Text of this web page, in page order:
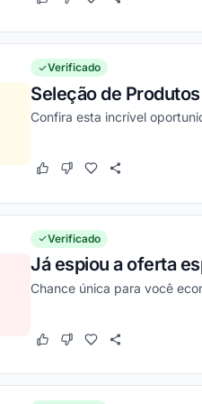
Verificado
Seleção de
Confira esta incrível
Este cupom funcionou
Este cupom não
Verificado
Já espiou a oferta
Chance única para você
Este cupom funcionou
Este cupom não